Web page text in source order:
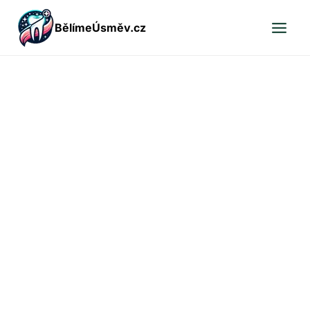
Přeskočit
obsah
BělímeÚsměv.cz